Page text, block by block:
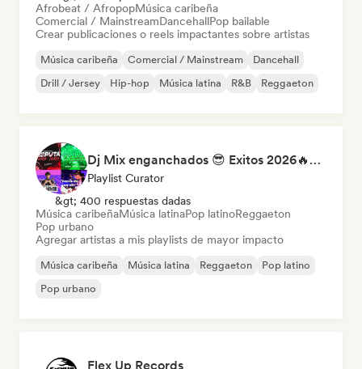
Afrobeat / AfropopMúsica caribeña
Comercial / MainstreamDancehallPop bailable
Crear publicaciones o reels impactantes sobre artistas
Música caribeña Comercial / Mainstream
Dancehall
Drill / Jersey
Hip-hop Música latina R&B Reggaeton
Dj Mix enganchados 😎 Exitos 2026🔥🔥🫦
Playlist Curator
&gt; 400 respuestas dadas
Música caribeñaMúsica latinaPop latinoReggaeton
Pop urbano
Agregar artistas a mis playlists de mayor impacto
Música caribeña Música latina Reggaeton
Pop latino
Pop urbano
Flex Up Records